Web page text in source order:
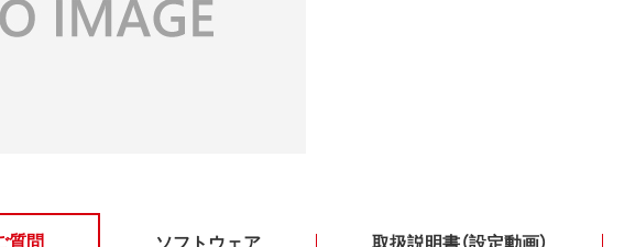
質問 ソフトウェア 取扱説明書（設定動画）